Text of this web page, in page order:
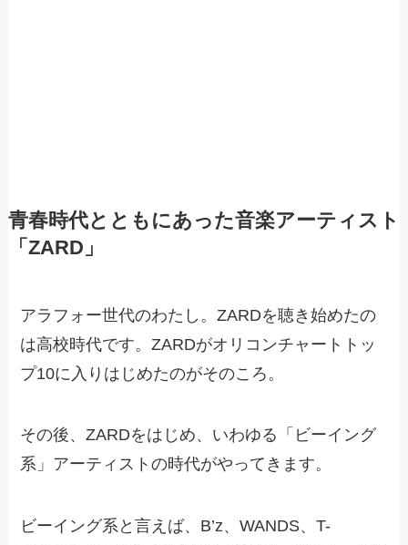
青春時代とともにあった音楽アーティスト
「ZARD」
アラフォー世代のわたし。ZARDを聴き始めたの
は高校時代です。ZARDがオリコンチャートトッ
プ10に入りはじめたのがそのころ。
その後、ZARDをはじめ、いわゆる「ビーイング
系」アーティストの時代がやってきます。
ビーイング系と言えば、B’z、WANDS、T-